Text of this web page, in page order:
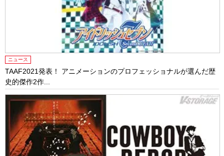
ニュース
TAAF2021発表！ アニメーションのプロフェッショナルが選んだ歴
史的傑作2作...